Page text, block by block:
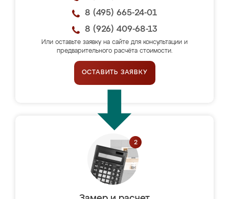
8 (495) 665-24-01
8 (926) 409-68-13
Или оставьте заявку на сайте для консультации и
предварительного расчёта стоимости.
ОСТАВИТЬ ЗАЯВКУ